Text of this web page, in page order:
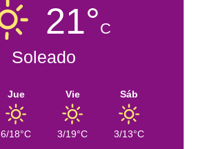
21°C
Soleado
Jue
6/18°C
Vie
3/19°C
Sáb
3/13°C